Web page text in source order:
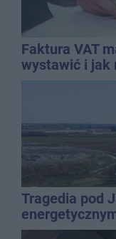
Faktura VAT
wystawić i jak
Tragedia pod
mężczyzny